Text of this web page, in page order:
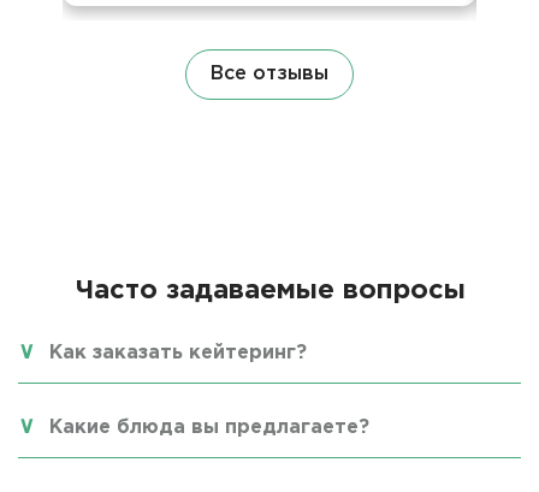
Все отзывы
Часто задаваемые вопросы
Как заказать кейтеринг?
Какие блюда вы предлагаете?